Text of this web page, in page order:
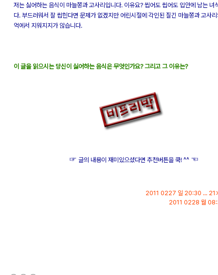
저는 싫어하는 음식이 마늘쫑과 고사리입니다. 이유요? 씹어도 씹어도 입안에 남는 녀
다. 부드러워서 잘 씹힌다면 문제가 없겠지만 어린시절에 각인된 질긴 마늘쫑과 고사
억에서 지워지지가 않습니다.
이 글을 읽으시는 당신이 싫어하는 음식은 무엇인가요? 그리고 그 이유는?
글의 내용이 재미있으셨다면 추천버튼을 쿡! ^^ ☜
2011 0227 일 20:30 ...
2011 0228 월